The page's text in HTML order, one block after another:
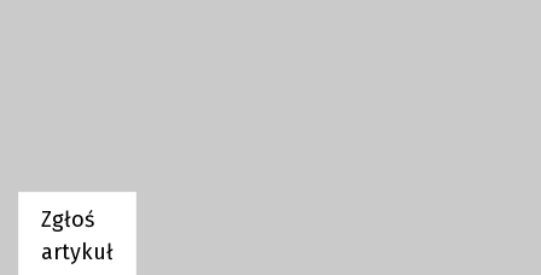
Zgłoś
artykuł